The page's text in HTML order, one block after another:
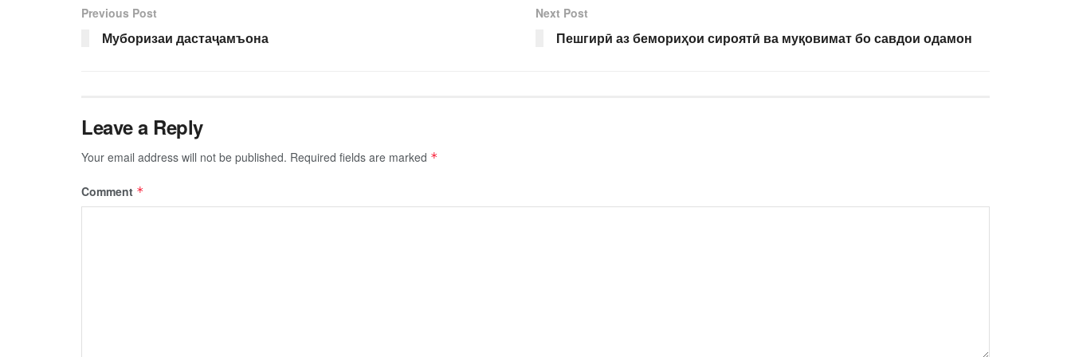
Previous Post
Муборизаи дастаҷамъона
Next Post
Пешгирӣ аз бемориҳои сироятӣ ва муқовимат бо савдои одамон
Leave a Reply
Your email address will not be published. Required fields are marked *
Comment *